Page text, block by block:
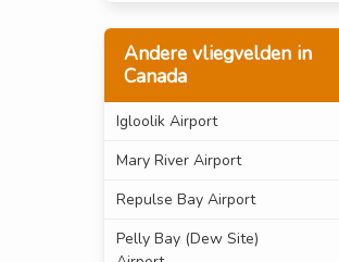
Andere vliegvelden in
Canada
Igloolik Airport
Mary River Airport
Repulse Bay Airport
Pelly Bay (Dew Site)